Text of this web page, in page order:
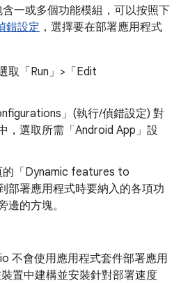
一或多個功能模組，可以按照下
錯設定 ，選擇要在部署應用程式
取「Run」>「Edit
」(執行/偵錯設定) 對
，選取所需「Android App」 設
的「Dynamic features to
部署應用程式時要納入的各項功
邊的方塊。
不會使用應用程式套件部署應用
置中建構並安裝針對部署速度